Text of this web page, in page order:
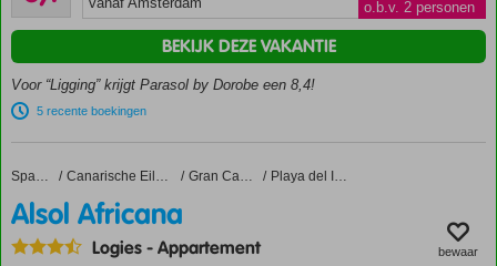
Op
van het
strand en
de
boulevard
Entertainment
oud
beoordelingen
o.b.v. 2 personen
Voor “Ligging” krijgt Parasol by Dorobe een 8,4!
5 recente boekingen
BEKIJK DEZE VAKANTIE
HomeSpanje Canarische Eilanden Gran Canaria Playa del Ingles
Alsol Africana
Alsol Africana
Logies-Appartement bewaar